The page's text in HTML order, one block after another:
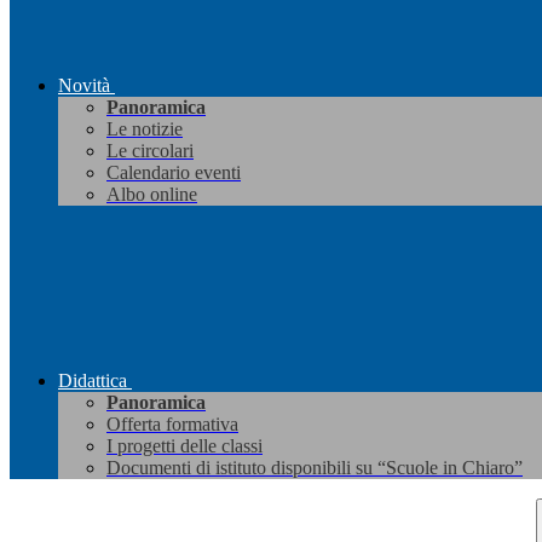
Novità
Panoramica
Le notizie
Le circolari
Calendario eventi
Albo online
Didattica
Panoramica
Offerta formativa
I progetti delle classi
Documenti di istituto disponibili su “Scuole in Chiaro”